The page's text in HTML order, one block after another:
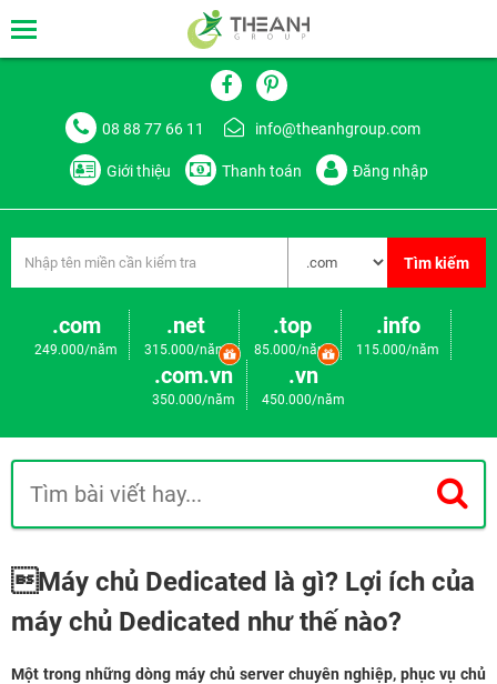
08 88 77 66 11 info@theanhgroup.com
Giới thiệu Thanh toán Đăng nhập
Tìm kiếm
.com
249.000/năm
.net
315.000/năm
.top
85.000/năm
.info
115.000/năm
.com.vn
350.000/năm
.vn
450.000/năm
Máy chủ Dedicated là gì? Lợi ích của
máy chủ Dedicated như thế nào?
Một trong những dòng máy chủ server chuyên nghiệp, phục vụ chủ